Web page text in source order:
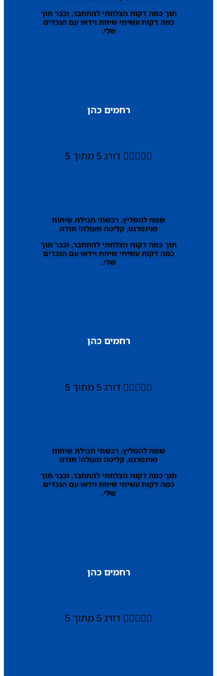
תוך כמה דקות הצלחתי להתחבר, וכבר תוך
כמה דקות עשיתי שיחת וידאו עם הנכדים
שלי.
רחמים כהן
 דורג 5 מתוך 5
שמח להמליץ, רכשתי חבילת שיחות
ואינטרנט, קליטה מעולה! תודה
תוך כמה דקות הצלחתי להתחבר, וכבר תוך
כמה דקות עשיתי שיחת וידאו עם הנכדים
שלי.
רחמים כהן
 דורג 5 מתוך 5
שמח להמליץ, רכשתי חבילת שיחות
ואינטרנט, קליטה מעולה! תודה
תוך כמה דקות הצלחתי להתחבר, וכבר תוך
כמה דקות עשיתי שיחת וידאו עם הנכדים
שלי.
רחמים כהן
 דורג 5 מתוך 5